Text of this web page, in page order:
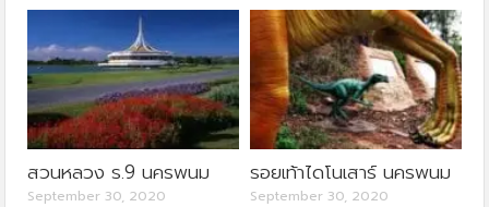
สวนหลวง ร.9 นครพนม
September 30, 2020
รอยเท้าไดโนเสาร์ นครพนม
September 30, 2020